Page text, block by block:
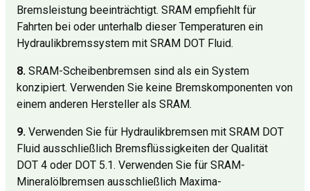
Bremsleistung beeinträchtigt. SRAM empfiehlt für
Fahrten bei oder unterhalb dieser Temperaturen ein
Hydraulikbremssystem mit SRAM DOT Fluid.
8. SRAM-Scheibenbremsen sind als ein System
konzipiert. Verwenden Sie keine Bremskomponenten von
einem anderen Hersteller als SRAM.
9. Verwenden Sie für Hydraulikbremsen mit SRAM DOT
Fluid ausschließlich Bremsflüssigkeiten der Qualität
DOT 4 oder DOT 5.1. Verwenden Sie für SRAM-
Mineralölbremsen ausschließlich Maxima-